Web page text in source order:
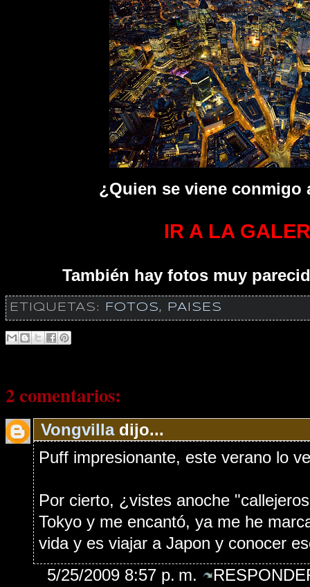
¿Quien se viene conmigo
IR A LA
También hay fotos muy
ETIQUETAS: FOTOS, PAISES
2 comentarios:
Vongvilladijo...
Puff impresionante, este verano lo
Por cierto, ¿vistes anoche
Tokyo y me encantó, ya me he
vida y es viajar a Japon y conocer
5/25/2009 8:57 p. m.